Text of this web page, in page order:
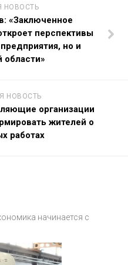
НОВОСТЬ
«Заключенное
перспективы
но и
области»
НОВОСТЬ
организации
жителей о
работах
начинается с